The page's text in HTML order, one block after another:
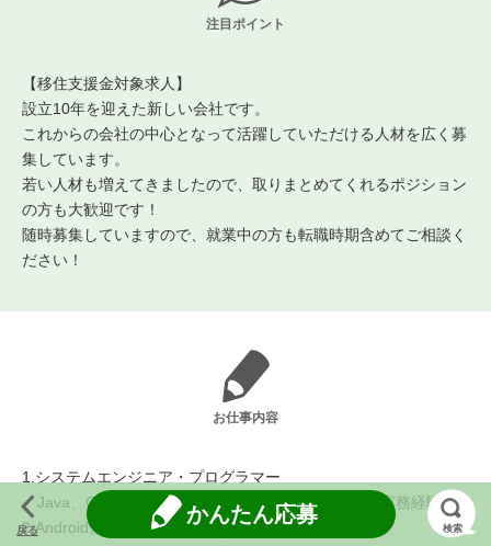
注目ポイント
【移住支援金対象求人】
設立10年を迎えた新しい会社です。
これからの会社の中心となって活躍していただける人材を広く募
集しています。
若い人材も増えてきましたので、取りまとめてくれるポジション
の方も大歓迎です！
随時募集していますので、就業中の方も転職時期含めてご相談く
ださい！
お仕事内容
1.システムエンジニア・プログラマー
Java、C++、Javascript、PHP、.net、python等の実務経験者
2.Android、iOSアプリ開発エンジニア
戻る
かんたん応募
検索